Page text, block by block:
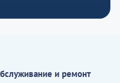
и ремонт